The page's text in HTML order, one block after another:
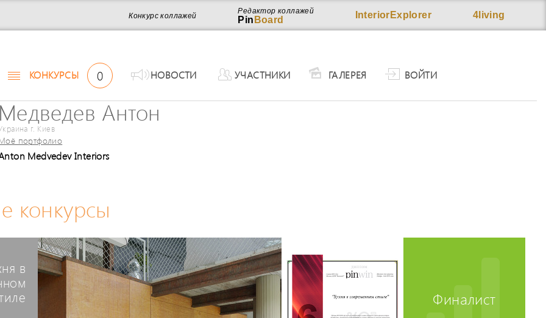
4living
InteriorExplorer
Редактор коллажей
Pin Board
Конкурс коллажей
КОНКУРСЫ 0 НОВОСТИ УЧАСТНИКИ ГАЛЕРЕЯ ВОЙТИ
Медведев Антон
г. Киев
портфолио
Medvedev Interiors
конкурсы
в
Финалист